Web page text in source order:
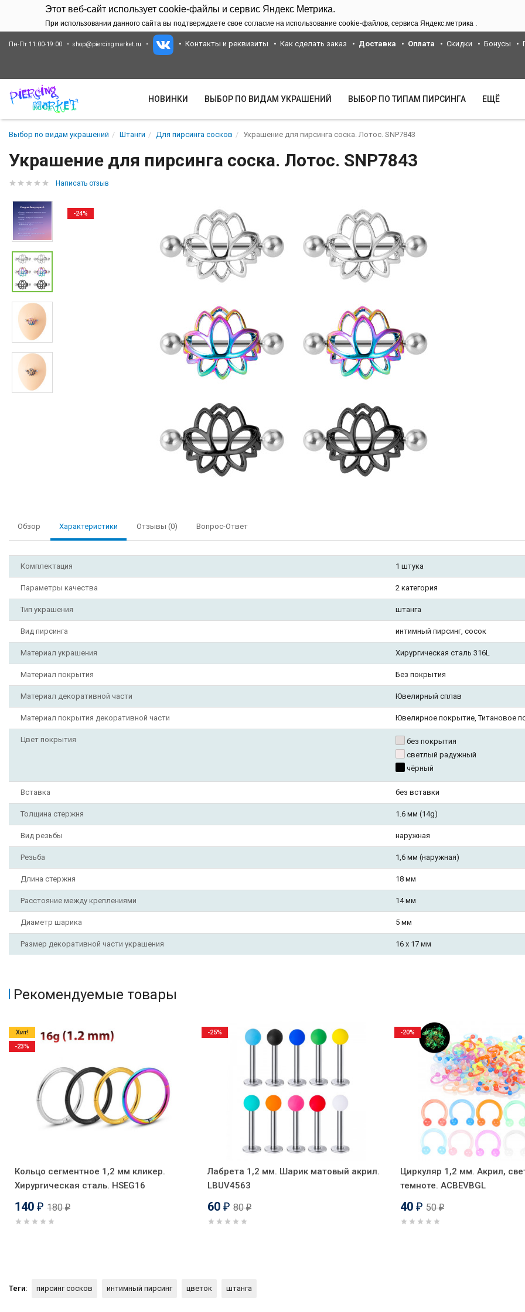
Этот веб-сайт использует cookie-файлы и сервис Яндекс Метрика.
При использовании данного сайта вы подтверждаете свое согласие на использование cookie-файлов, сервиса Яндекс.метрика .
Пн-Пт 11:00-19:00 shop@piercingmarket.ru Контакты и реквизиты Как сделать заказ Доставка Оплата Скидки Бонусы
НОВИНКИ ВЫБОР ПО ВИДАМ УКРАШЕНИЙ ВЫБОР ПО ТИПАМ ПИРСИНГА ЕЩЁ
Выбор по видам украшений Штанги Для пирсинга сосков Украшение для пирсинга соска. Лотос. SNP7843
Украшение для пирсинга соска. Лотос. SNP7843
Написать отзыв
-24%
Обзор Характеристики Отзывы (0) Вопрос-Ответ
Комплектация 1 штука
Параметры качества 2 категория
Тип украшения штанга
Вид пирсинга интимный пирсинг, сосок
Материал украшения Хирургическая сталь 316L
Материал покрытия Без покрытия
Материал декоративной части Ювелирный сплав
Материал покрытия декоративной части Ювелирное покрытие, Титановое
Цвет покрытия
без покрытия
светлый радужный
чёрный
Вставка без вставки
Толщина стержня 1.6 мм (14g)
Вид резьбы наружная
Резьба 1,6 мм (наружная)
Длина стержня 18 мм
Расстояние между креплениями 14 мм
Диаметр шарика 5 мм
Размер декоративной части украшения 16 х 17 мм
Рекомендуемые товары
Кольцо сегментное 1,2 мм кликер.
Хирургическая сталь. HSEG16
140 ₽ 180₽
Хит!
-23%
Лабрета 1,2 мм. Шарик матовый акрил.
LBUV4563
60 ₽ 80₽
-25%
Циркуляр 1,2 мм. Акрил,
темноте. ACBEVBGL
40 ₽ 50₽
-20%
Теги: пирсинг сосков интимный пирсинг цветок штанга